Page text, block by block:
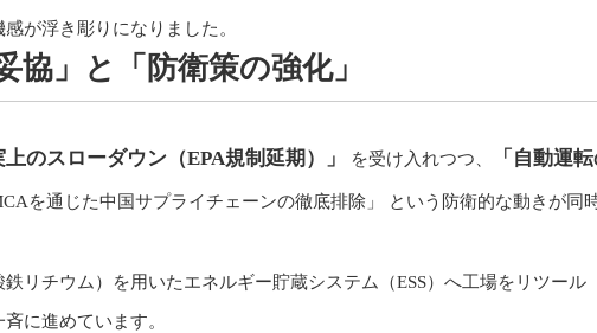
が浮き彫りになりました。
協」と「防衛策の強化」
上のスローダウン（EPA規制延期）」 を受け入れつつ、
「自動運
を通じた中国サプライチェーンの徹底排除」 という防衛的な動きが同
リチウム）を用いたエネルギー貯蔵システム（ESS）へ工場をリツール
に進めています。